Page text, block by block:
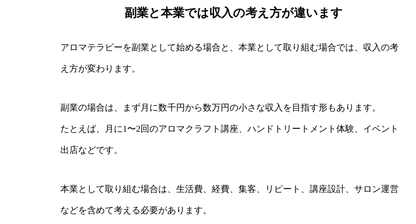
副業と本業では収入の考え方が違います
アロマテラピーを副業として始める場合と、本業として取り組む場合では、収入の考
え方が変わります。
副業の場合は、まず月に数千円から数万円の小さな収入を目指す形もあります。
たとえば、月に1〜2回のアロマクラフト講座、ハンドトリートメント体験、イベント
出店などです。
本業として取り組む場合は、生活費、経費、集客、リピート、講座設計、サロン運営
などを含めて考える必要があります。